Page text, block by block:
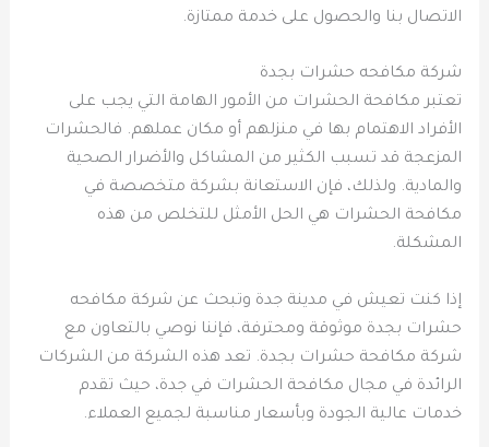
الاتصال بنا والحصول على خدمة ممتازة.
شركة مكافحه حشرات بجدة
تعتبر مكافحة الحشرات من الأمور الهامة التي يجب على
الأفراد الاهتمام بها في منزلهم أو مكان عملهم. فالحشرات
المزعجة قد تسبب الكثير من المشاكل والأضرار الصحية
والمادية. ولذلك، فإن الاستعانة بشركة متخصصة في
مكافحة الحشرات هي الحل الأمثل للتخلص من هذه
المشكلة.
إذا كنت تعيش في مدينة جدة وتبحث عن شركة مكافحه
حشرات بجدة موثوقة ومحترفة، فإننا نوصي بالتعاون مع
شركة مكافحة حشرات بجدة. تعد هذه الشركة من الشركات
الرائدة في مجال مكافحة الحشرات في جدة، حيث تقدم
خدمات عالية الجودة وبأسعار مناسبة لجميع العملاء.